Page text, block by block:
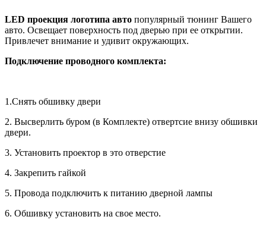
LED проекция логотипа авто популярный тюнинг Вашего
авто. Освещает поверхность под дверью при ее открытии.
Привлечет внимание и удивит окружающих.
Подключение проводного комплекта:
1.Снять обшивку двери
2. Высверлить буром (в Комплекте) отвертсие внизу обшивки
двери.
3. Установить проектор в это отверстие
4. Закрепить гайкой
5. Провода подключить к питанию дверной лампы
6. Обшивку установить на свое место.